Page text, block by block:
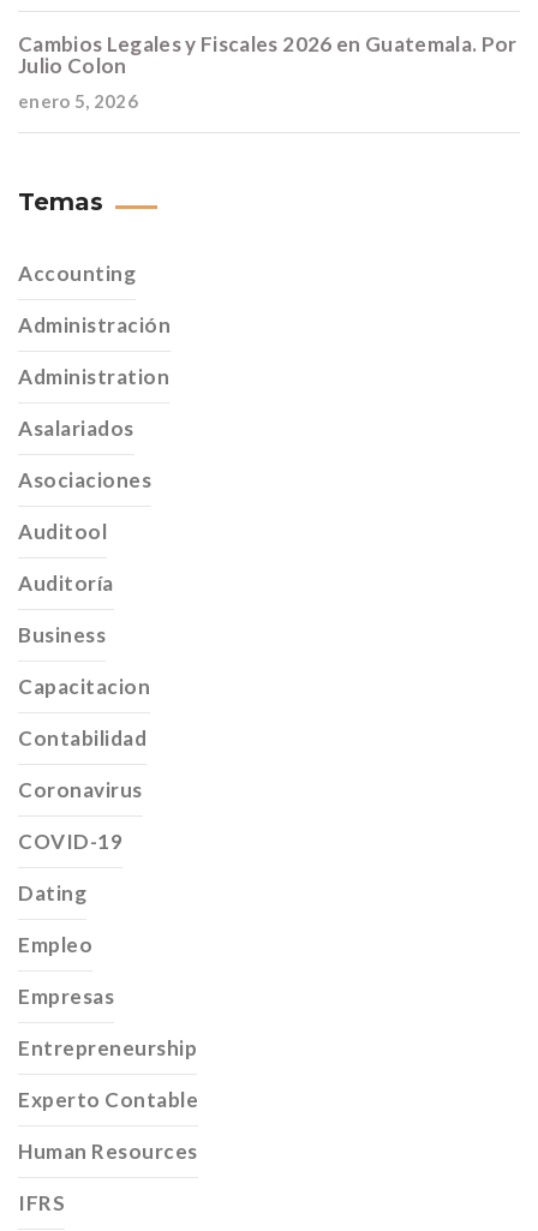
Cambios Legales y Fiscales 2026 en Guatemala. Por
Julio Colon
enero 5, 2026
Temas
Accounting
Administración
Administration
Asalariados
Asociaciones
Auditool
Auditoría
Business
Capacitacion
Contabilidad
Coronavirus
COVID-19
Dating
Empleo
Empresas
Entrepreneurship
Experto Contable
Human Resources
IFRS